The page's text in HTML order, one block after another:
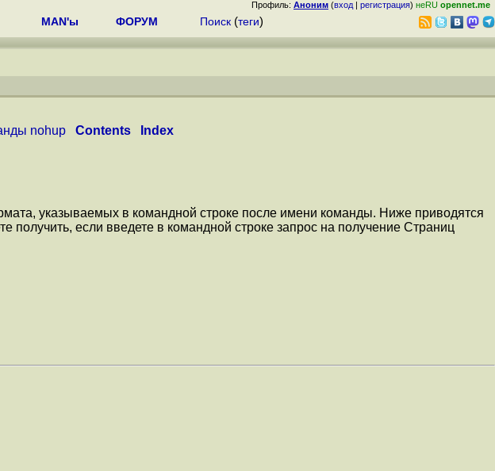
Профиль: Аноним (вход | регистрация) неRU opennet.me
MAN'ы ФОРУМ Поиск (теги)
nohup Contents Index
указываемых в командной строке после имени команды. Ниже приводятся
если введете в командной строке запрос на получение Страниц